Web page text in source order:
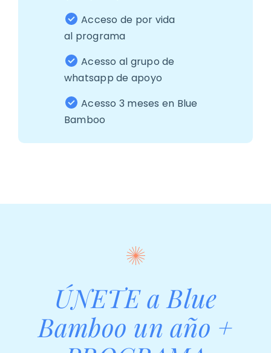
Acceso de por vida
al programa
Acesso al grupo de
whatsapp de apoyo
Acesso 3 meses en Blue
Bamboo
ÚNETE a Blue
Bamboo un año +